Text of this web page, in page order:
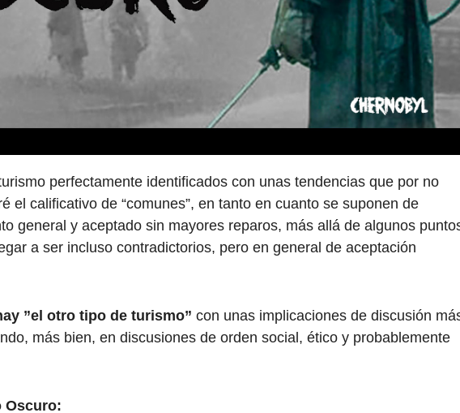
perfectamente identificados con unas tendencias que por no
el calificativo de “comunes”, en tanto en cuanto se suponen de
general y aceptado sin mayores reparos, más allá de algunos
a ser incluso contradictorios, pero en general de aceptación
”el otro tipo de turismo” con unas implicaciones de discusión
más bien, en discusiones de orden social, ético y probablemente
Oscuro: